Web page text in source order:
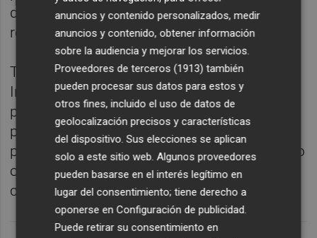
derechos laborales, incluidas sus
retribuciones.
También los tendrán protegidos, añade
Interior, "quienes no pueden acceder al
puesto de trabajo y quienes acudan a su
puesto de trabajo y no pueda trabajar por
problemas derivados del corte de suministro
o problemas relacionados con la
conectividad".
anuncios y contenido personalizados, medir
anuncios y contenido, obtener información
sobre la audiencia y mejorar los servicios.
Proveedores de terceros (1913) también
pueden procesar sus datos para estos y
otros fines, incluido el uso de datos de
geolocalización precisos y características
del dispositivo. Sus elecciones se aplican
solo a este sitio web. Algunos proveedores
pueden basarse en el interés legítimo en
lugar del consentimiento; tiene derecho a
oponerse enConfiguración de publicidad.
Puede retirar su consentimiento en